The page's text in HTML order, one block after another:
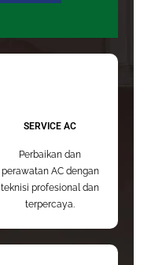
SERVICE AC
Perbaikan dan
perawatan AC dengan
teknisi profesional dan
terpercaya.